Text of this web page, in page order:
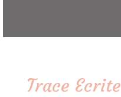
Trace Ecrite